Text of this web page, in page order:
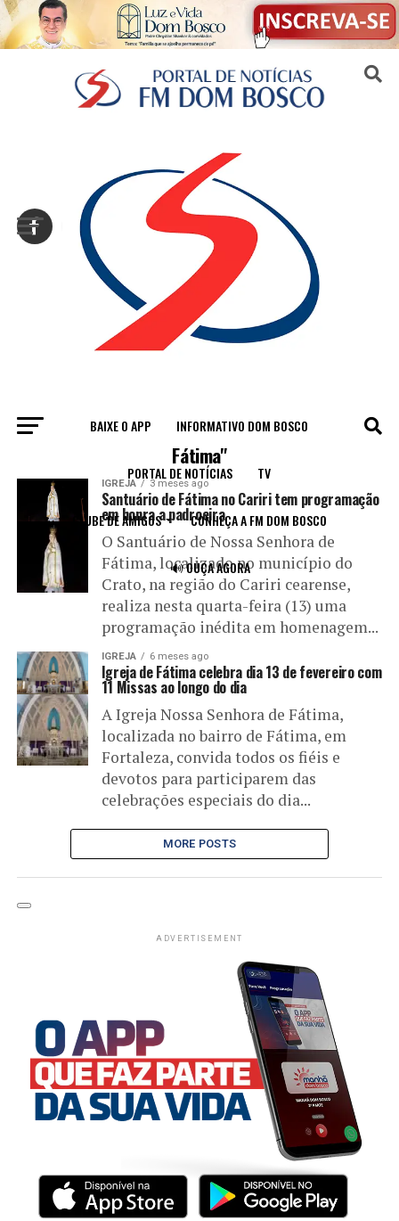
BAIXE O APP INFORMATIVO DOM BOSCO
PORTAL DE NOTÍCIAS TV
CLUBE DE AMIGOS CONHEÇA A FM DOM BOSCO
🔊 OUÇA AGORA
All posts tagged "Santuário Nossa Senhora de
Fátima"
IGREJA 3 meses ago
Santuário de Fátima no Cariri tem programação
em honra a padroeira
O Santuário de Nossa Senhora de
Fátima, localizado no município do
Crato, na região do Cariri cearense,
realiza nesta quarta-feira (13) uma
programação inédita em homenagem...
IGREJA 6 meses ago
Igreja de Fátima celebra dia 13 de fevereiro com
11 Missas ao longo do dia
A Igreja Nossa Senhora de Fátima,
localizada no bairro de Fátima, em
Fortaleza, convida todos os fiéis e
devotos para participarem das
celebrações especiais do dia...
MORE POSTS
ADVERTISEMENT
Sair da versão mobile